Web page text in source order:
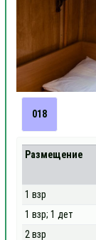
018
Размещение
1 взр
1 взр; 1 дет
2 взр